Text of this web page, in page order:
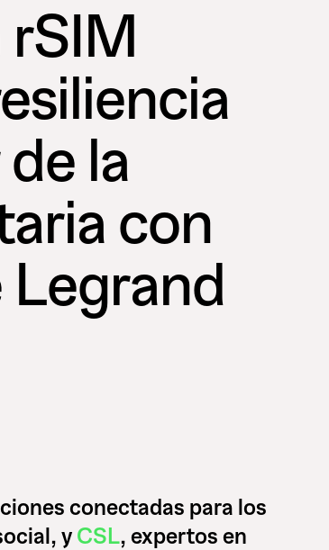
rSIM
la
con
conectadas para los
y CSL, expertos en